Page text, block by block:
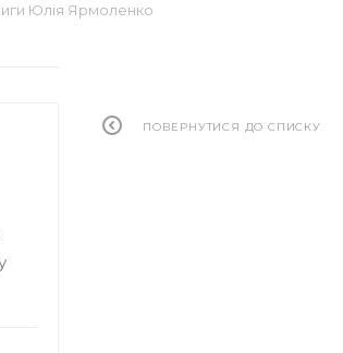
Юлія Ярмоленко
ПОВЕРНУТИСЯ ДО СПИСКУ